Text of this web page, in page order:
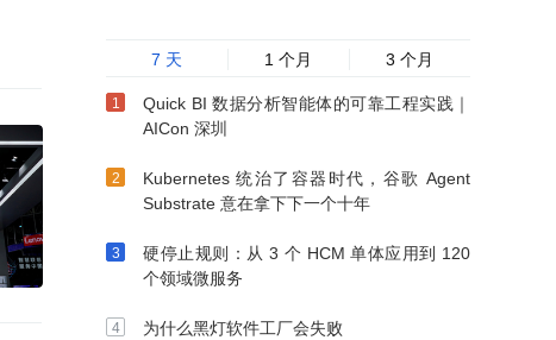
7 天 1 个月 3 个月
Quick BI 数据分析智能体的可靠工程实践｜
AICon 深圳
Kubernetes 统治了容器时代，谷歌 Agent
Substrate 意在拿下下一个十年
硬停止规则：从 3 个 HCM 单体应用到 120
个领域微服务
为什么黑灯软件工厂会失败